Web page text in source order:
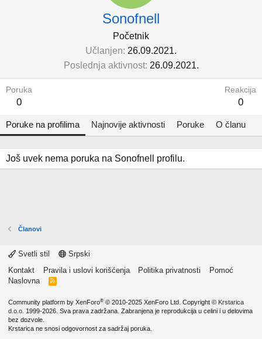
Sonofnell
Početnik
Učlanjen 26.09.2021.
Poslednja aktivnost 26.09.2021.
Poruka
0
Reakcija
0
Poruke na profilima Najnovije aktivnosti Poruke O članu
Još uvek nema poruka na Sonofnell profilu.
Članovi
Svetli stil
Srpski
Kontakt
Pravila i uslovi korišćenja Politika privatnosti
Pomoć
Naslovna
R
Community platform by XenForo® © 2010-2025 XenForo Ltd. Copyright © Krstarica
d.o.o. 1999-2026. Sva prava zadržana. Zabranjena je reprodukcija u celini i u delovima
bez dozvole.
Krstarica ne snosi odgovornost za sadržaj poruka.